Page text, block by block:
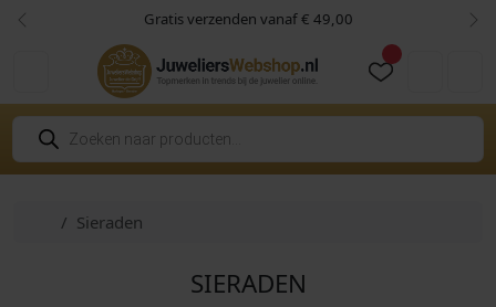
Skip to content
Skip to footer Gratis verzenden vanaf € 49,00
Vorige
P
o
d
HomeSieraden
SIERADEN